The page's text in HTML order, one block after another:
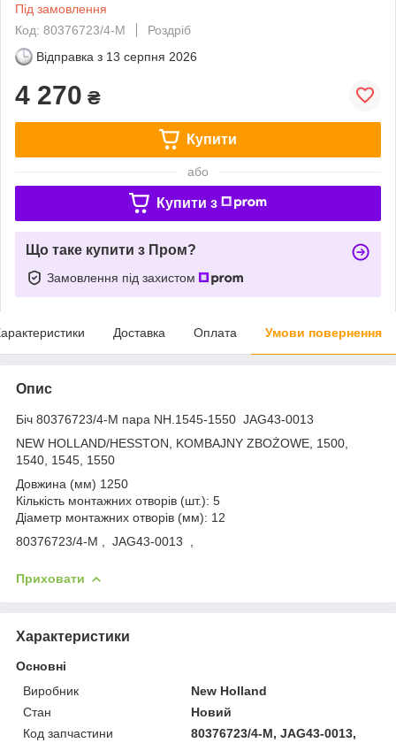
Під замовлення
Код: 80376723/4-M
Роздріб
Відправка з 13 серпня 2026
4 270 ₴
Купити
або
Купити з
Що таке купити з Пром?
Замовлення під захистом
Доставка Оплата Умови повернення
Опис
Біч 80376723/4-M пара NH.1545-1550 JAG43-0013
NEW HOLLAND/HESSTON, KOMBAJNY ZBOŻOWE, 1500,
1540, 1545, 1550
Довжина (мм) 1250
Кількість монтажних отворів (шт.): 5
Діаметр монтажних отворів (мм): 12
80376723/4-M , JAG43-0013 ,
Приховати
Характеристики
Основні
Виробник
New Holland
Стан
Новий
Код запчастини
80376723/4-M, JAG43-0013,